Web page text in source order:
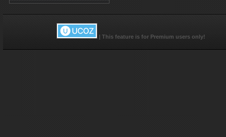
| This feature is for Premium users only!